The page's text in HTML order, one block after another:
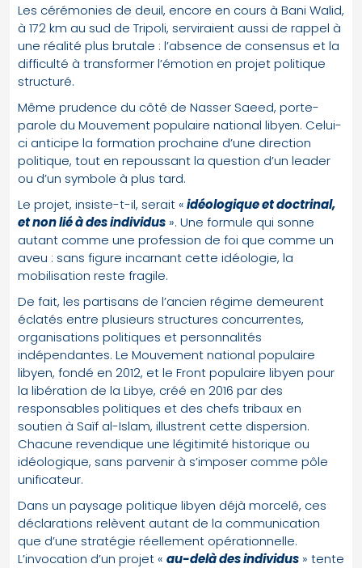
Les cérémonies de deuil, encore en cours à Bani Walid,
à 172 km au sud de Tripoli, serviraient aussi de rappel à
une réalité plus brutale : l’absence de consensus et la
difficulté à transformer l’émotion en projet politique
structuré.
Même prudence du côté de Nasser Saeed, porte-
parole du Mouvement populaire national libyen. Celui-
ci anticipe la formation prochaine d’une direction
politique, tout en repoussant la question d’un leader
ou d’un symbole à plus tard.
Le projet, insiste-t-il, serait «idéologique et doctrinal,
et non lié à des individus ». Une formule qui sonne
autant comme une profession de foi que comme un
aveu : sans figure incarnant cette idéologie, la
mobilisation reste fragile.
De fait, les partisans de l’ancien régime demeurent
éclatés entre plusieurs structures concurrentes,
organisations politiques et personnalités
indépendantes. Le Mouvement national populaire
libyen, fondé en 2012, et le Front populaire libyen pour
la libération de la Libye, créé en 2016 par des
responsables politiques et des chefs tribaux en
soutien à Saïf al-Islam, illustrent cette dispersion.
Chacune revendique une légitimité historique ou
idéologique, sans parvenir à s’imposer comme pôle
unificateur.
Dans un paysage politique libyen déjà morcelé, ces
déclarations relèvent autant de la communication
que d’une stratégie réellement opérationnelle.
L’invocation d’un projet « au-delà des individus » tente